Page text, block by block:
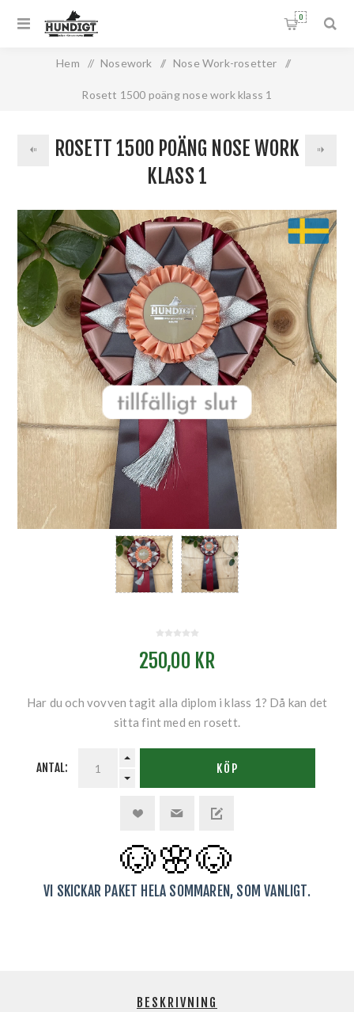
0
Hem / Nosework / Nose Work-rosetter /
Rosett 1500 poäng nose work klass 1
ROSETT 1500 POÄNG NOSE WORK
KLASS 1
250,00 KR
Har du och vovven tagit alla diplom i klass 1? Då kan det
sitta fint med en rosett.
ANTAL: KÖP
🐶🌸🐶
VI SKICKAR PAKET HELA SOMMAREN, SOM VANLIGT.
BESKRIVNING